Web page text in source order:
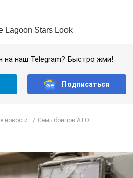
на наш Telegram? Быстро жми!
Подписаться
новости Семь бойцов АТО ...